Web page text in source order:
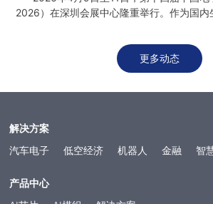
命。1AS733芯片 AS733芯片专为高性能
极大提升了解码速度与复杂场景适应能力
一代产品相比，新一代AD306实现支付识别
（≤0.1秒）。 广泛兼容：支持QR码、Data
信码等20余种码制，兼容各类终端系统。复
应，高精度识别，支持连续快速扫码。可应
二维码解析，有效杜绝伪造风险。 AD306
2026）在深圳会展中心隆重举行。作为国内
开，安全无界”为主题，在展会现场精彩亮相
算法、芯片到模组的全产业链研发实力与丰
阵，定义安全新标准 邦融微电子在本次展
被誉为“指纹识别领域‘隐形冠军’”的基石。同
配套的指纹采集仪，以及代表前沿技术方向
司在“真生物防线”上的深厚技术积累。卓越
杆 邦融微电子是一家以生物特征识别及信
更多动态
解决方案
汽车电子
低空经济 机器人 金融 智
产品中心